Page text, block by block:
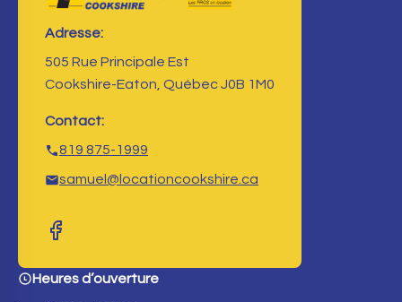
Adresse:
505 Rue Principale Est
Cookshire-Eaton, Québec J0B 1M0
Contact:
819 875-1999
samuel@locationcookshire.ca
Heures d’ouverture